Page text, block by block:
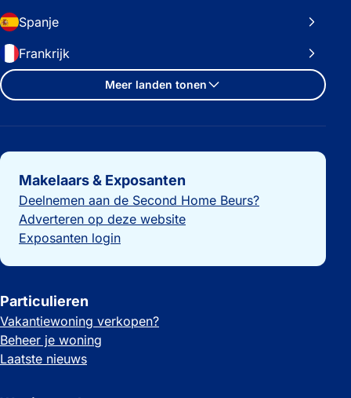
Spanje
Frankrijk
Meer landen tonen
Belangrijke links
Makelaars & Exposanten
Deelnemen aan de Second Home Beurs?
Adverteren op deze website
Exposanten login
Particulieren
Vakantiewoning verkopen?
Beheer je woning
Laatste nieuws